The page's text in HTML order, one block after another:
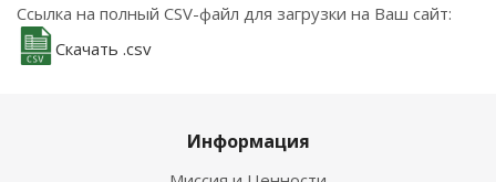
Вековой Лес
1209/2180-0
Ссылка на полный CSV-файл для загрузки на Ваш сайт:
Скачать .csv
Информация